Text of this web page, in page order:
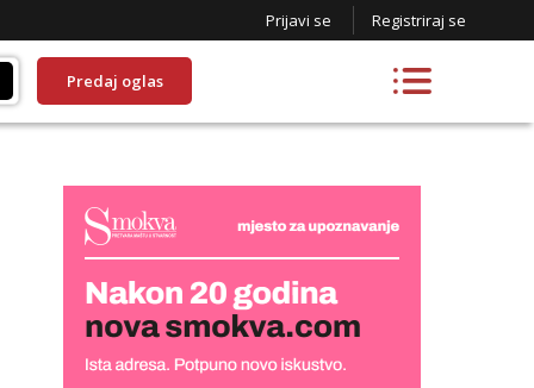
Prijavi se Registriraj se
Predaj oglas